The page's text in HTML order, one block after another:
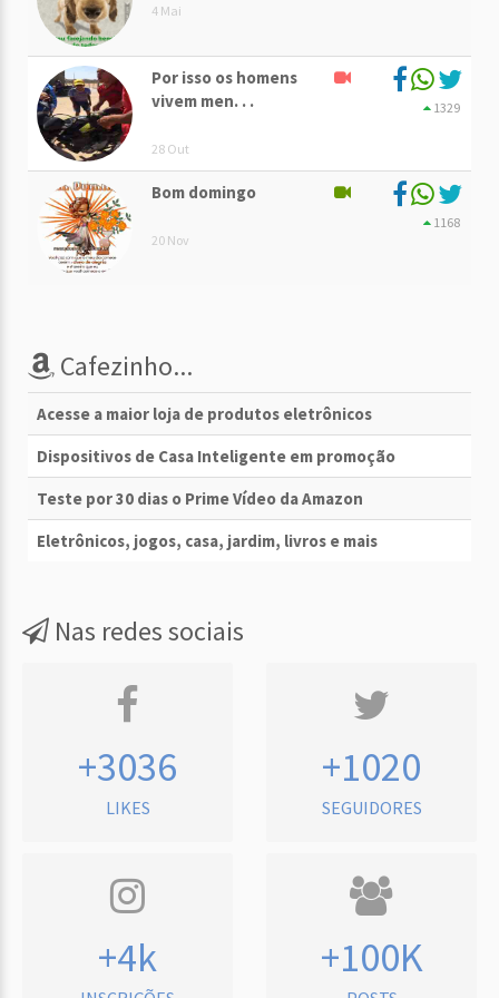
4 Mai
Por isso os homens
vivem men. . .
28 Out
1329
Bom domingo
20 Nov
1168
Cafezinho...
Acesse a maior loja de produtos eletrônicos
Dispositivos de Casa Inteligente em promoção
Teste por 30 dias o Prime Vídeo da Amazon
Eletrônicos, jogos, casa, jardim, livros e mais
Nas redes sociais
+3036
LIKES
+1020
SEGUIDORES
+4k +100K